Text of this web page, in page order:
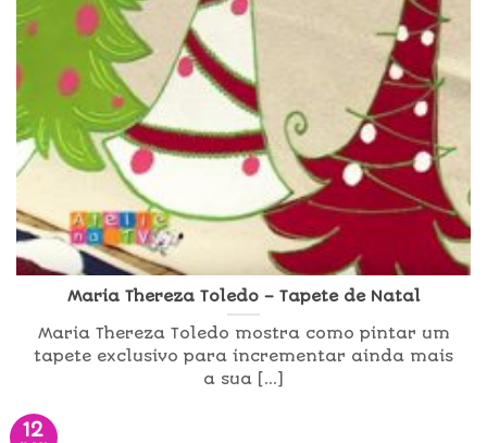
Maria Thereza Toledo – Tapete de Natal
Maria Thereza Toledo mostra como pintar um
tapete exclusivo para incrementar ainda mais
a sua [...]
12